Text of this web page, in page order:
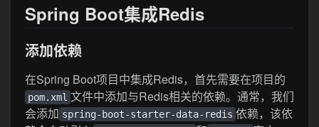
Spring Boot集成Redis
添加依赖
在Spring Boot项目中集成Redis，首先需要在项目的
pom.xml 文件中添加与Redis相关的依赖。通常，我们
会添加 spring-boot-starter-data-redis 依赖，该依